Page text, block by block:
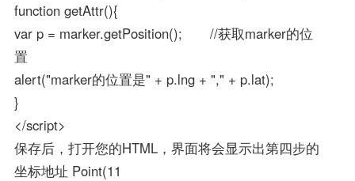
function getAttr(){
var p = marker.getPosition(); //获取marker的位
置
alert("marker的位置是" + p.lng + "," + p.lat);
}
</script>
保存后，打开您的HTML，界面将会显示出第四步的
坐标地址 Point(11